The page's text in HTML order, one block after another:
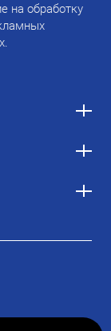
на обработку